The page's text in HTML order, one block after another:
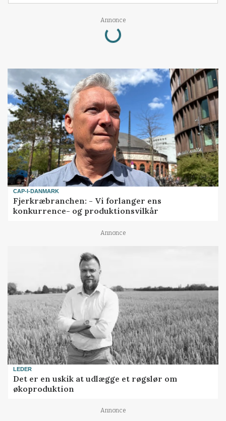
Annonce
Loading...
CAP-I-DANMARK
Fjerkræbranchen: - Vi forlanger ens
konkurrence- og produktionsvilkår
Annonce
LEDER
Det er en uskik at udlægge et røgslør om
økoproduktion
Annonce